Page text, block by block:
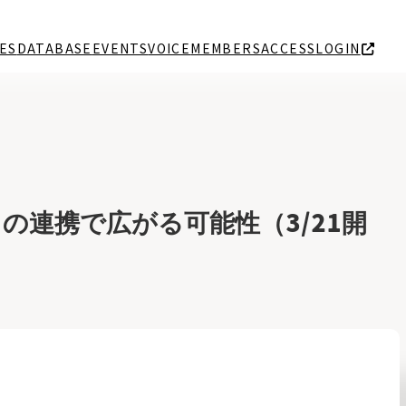
DATABASE EVENTSVOICEMEMBERSACCESSLOGIN
連携で広がる可能性（3/21開